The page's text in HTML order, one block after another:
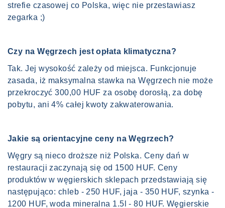
strefie czasowej co Polska, więc nie przestawiasz
zegarka ;)
Czy na Węgrzech jest opłata klimatyczna?
Tak. Jej wysokość zależy od miejsca. Funkcjonuje
zasada, iż maksymalna stawka na Węgrzech nie może
przekroczyć 300,00 HUF za osobę dorosłą, za dobę
pobytu, ani 4% całej kwoty zakwaterowania.
Jakie są orientacyjne ceny na Węgrzech?
Węgry są nieco droższe niż Polska. Ceny dań w
restauracji zaczynają się od 1500 HUF. Ceny
produktów w węgierskich sklepach przedstawiają się
następująco: chleb - 250 HUF, jaja - 350 HUF, szynka -
1200 HUF, woda mineralna 1.5l - 80 HUF. Węgierskie